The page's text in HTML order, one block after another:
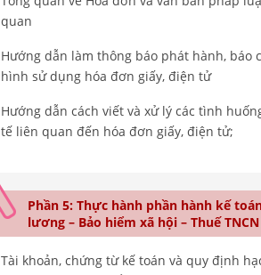
quan
Hướng dẫn làm thông báo phát hành, báo
hình sử dụng hóa đơn giấy, điện tử
Hướng dẫn cách viết và xử lý các tình
tế liên quan đến hóa đơn giấy, điện tử;
Phần 5: Thực hành phần hành kế
lương – Bảo hiểm xã hội – Thuế TNCN
Tài khoản, chứng từ kế toán và quy định